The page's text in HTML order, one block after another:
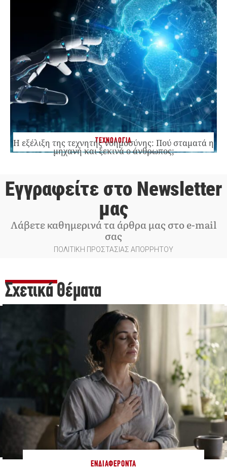
ΤΕΧΝΟΛΟΓΙΑ
Η εξέλιξη της τεχνητής νοημοσύνης: Πού σταματά η
μηχανή και ξεκινά ο άνθρωπος;
Εγγραφείτε στο Newsletter
μας
Λάβετε καθημερινά τα άρθρα μας στο e-mail
σας
ΠΟΛΙΤΙΚΗ ΠΡΟΣΤΑΣΙΑΣ ΑΠΟΡΡΗΤΟΥ
Σχετικά Θέματα
ΕΝΔΙΑΦΈΡΟΝΤΑ